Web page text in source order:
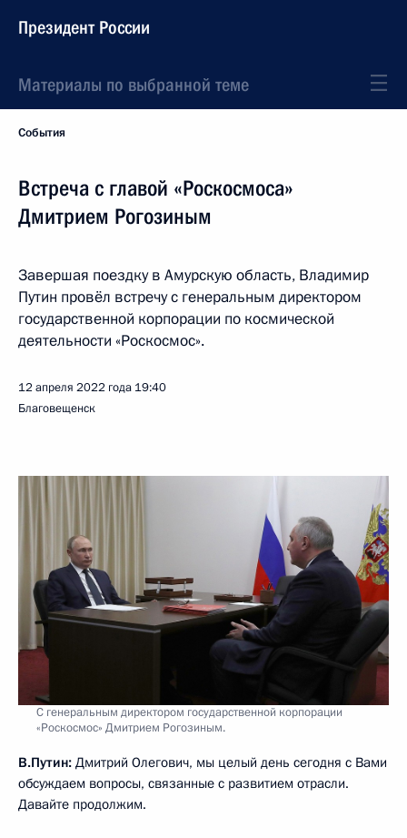
Президент России
Материалы по выбранной теме
События
Встреча с главой «Роскосмоса»
Дмитрием Рогозиным
Завершая поездку в Амурскую область, Владимир
Путин провёл встречу с генеральным директором
государственной корпорации по космической
деятельности «Роскосмос».
12 апреля 2022 года 19:40
Благовещенск
С генеральным директором государственной корпорации
«Роскосмос» Дмитрием Рогозиным.
В.Путин: Дмитрий Олегович, мы целый день сегодня с Вами
обсуждаем вопросы, связанные с развитием отрасли.
Давайте продолжим.